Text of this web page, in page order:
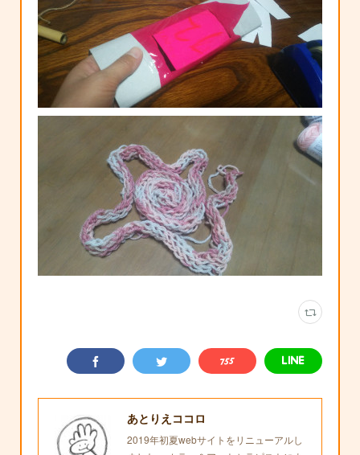
あとりえココロ
2019年初夏webサイトをリニューアルし